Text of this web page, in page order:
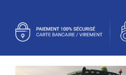
ACTUALITES